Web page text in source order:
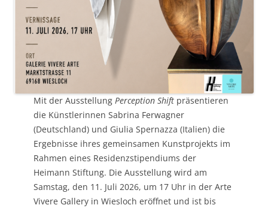
Mit der Ausstellung Perception Shift präsentieren
die Künstlerinnen Sabrina Ferwagner
(Deutschland) und Giulia Spernazza (Italien) die
Ergebnisse ihres gemeinsamen Kunstprojekts im
Rahmen eines Residenzstipendiums der
Heimann Stiftung. Die Ausstellung wird am
Samstag, den 11. Juli 2026, um 17 Uhr in der Arte
Vivere Gallery in Wiesloch eröffnet und ist bis